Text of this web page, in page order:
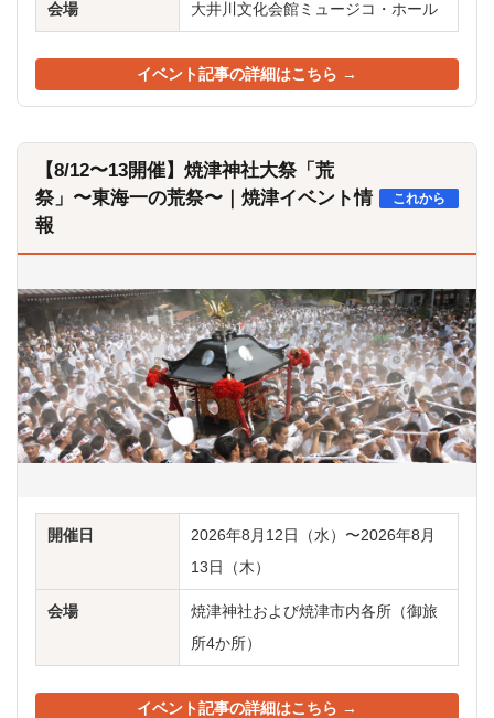
会場 大井川文化会館ミュージコ・ホール
イベント記事の詳細はこちら →
【8/12〜13開催】焼津神社大祭「荒
祭」〜東海一の荒祭〜｜焼津イベント情
報
これから
開催日
2026年8月12日（水）〜2026年8月
13日（木）
会場
焼津神社および焼津市内各所（御旅
所4か所）
イベント記事の詳細はこちら →